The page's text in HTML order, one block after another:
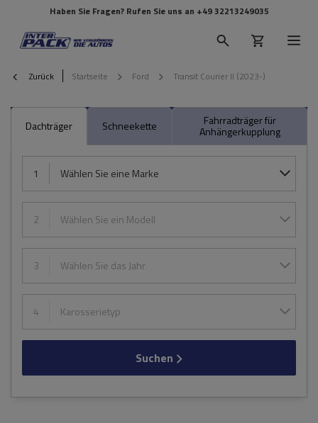
Haben Sie Fragen? Rufen Sie uns an +49 32213249035
Zurück Startseite Ford Transit Courier II (2023-)
Dachträger Schneekette Fahrradträger für
Anhängerkupplung
1 Wählen Sie eine Marke
2 Wählen Sie ein Modell
3 Wählen Sie das Jahr
4 Karosserietyp
Suchen